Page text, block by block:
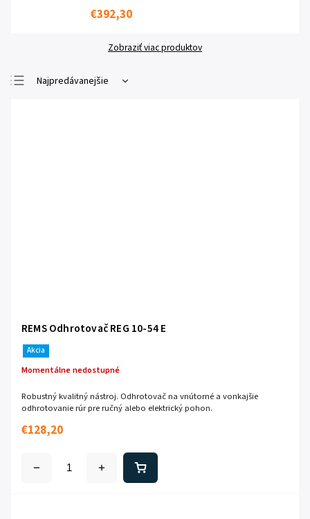
€392,30
Zobraziť viac produktov
Najpredávanejšie
REMS Odhrotovač REG 10-54 E
Akcia
Momentálne nedostupné
Robustný kvalitný nástroj. Odhrotovač na vnútorné a vonkajšie
odhrotovanie rúr pre ručný alebo elektrický pohon.
€128,20